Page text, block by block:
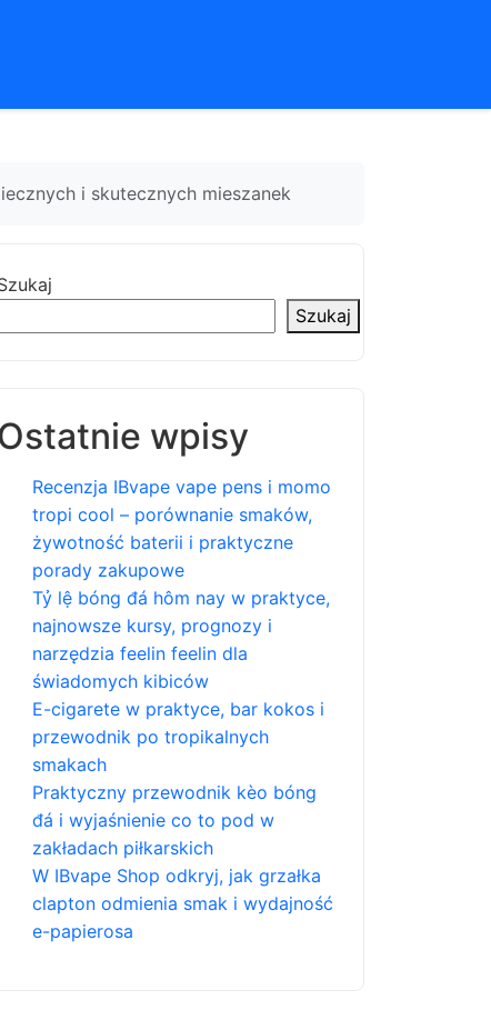
i skutecznych mieszanek
Szukaj
wpisy
Recenzja IBvape vape pens i momo
tropi cool – porównanie smaków,
żywotność baterii i praktyczne
porady zakupowe
Tỷ lệ bóng đá hôm nay w praktyce,
najnowsze kursy, prognozy i
narzędzia feelin feelin dla
świadomych kibiców
E-cigarete w praktyce, bar kokos i
przewodnik po tropikalnych
smakach
Praktyczny przewodnik kèo bóng
đá i wyjaśnienie co to pod w
zakładach piłkarskich
W IBvape Shop odkryj, jak grzałka
clapton odmienia smak i wydajność
e-papierosa